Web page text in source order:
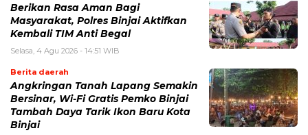
Berikan Rasa Aman Bagi
Masyarakat, Polres Binjai Aktifkan
Kembali TIM Anti Begal
Selasa, 4 Agu 2026 - 14:51 WIB
Berita daerah
Angkringan Tanah Lapang Semakin
Bersinar, Wi-Fi Gratis Pemko Binjai
Tambah Daya Tarik Ikon Baru Kota
Binjai